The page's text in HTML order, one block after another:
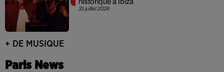
31 juillet 2026
+ DE MUSIQUE
Paris News